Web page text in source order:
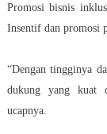
Promosi bisnis
Insentif dan promosi
“Dengan tingginya
dukung yang kuat
ucapnya.